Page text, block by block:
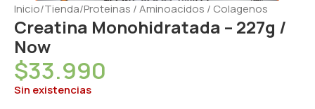
Inicio/Tienda/Proteinas / Aminoacidos / Colagenos
Creatina Monohidratada – 227g /
Now
$33.990
Sin existencias